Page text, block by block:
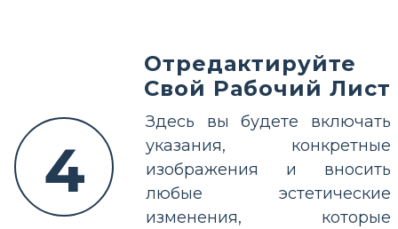
4
Отредактируйте
Свой Рабочий Лист
Здесь вы будете включать
указания, конкретные
изображения и вносить
любые эстетические
изменения, которые